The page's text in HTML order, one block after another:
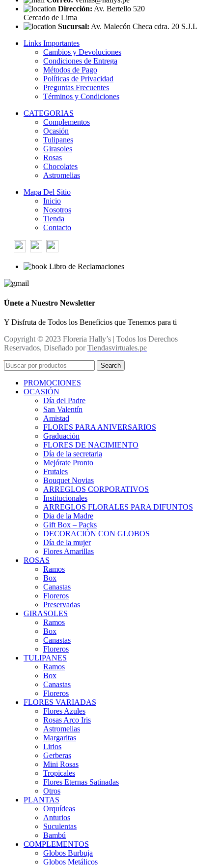
Dirección: Av. Bertello 520
Cercado de Lima
Sucursal: Av. Malecón Checa cdra. 20 S.J.L
Links Importantes
Cambios y Devoluciones
Condiciones de Entrega
Métodos de Pago
Políticas de Privacidad
Preguntas Frecuentes
Términos y Condiciones
CATEGORIAS
Complementos
Ocasión
Tulipanes
Girasoles
Rosas
Chocolates
Astromelias
Mapa Del Sitio
Inicio
Nosotros
Tienda
Contacto
Libro de Reclamaciones
Únete a Nuestro Newsletter
Y Disfruta de Todos los Beneficios que Tenemos para ti
Copyright © 2023 Floreria Hally’s | Todos los Derechos
Reservados, Diseñado porTiendasvirtuales.pe
Search
PROMOCIONES
OCASIÓN
Día del Padre
San Valentín
Amistad
FLORES PARA ANIVERSARIOS
Graduación
FLORES DE NACIMIENTO
Día de la secretaria
Mejórate Pronto
Frutales
Bouquet Novias
ARREGLOS CORPORATIVOS
Institucionales
ARREGLOS FLORALES PARA DIFUNTOS
Dia de la Madre
Gift Box – Packs
DECORACIÓN CON GLOBOS
Día de la mujer
Flores Amarillas
ROSAS
Ramos
Box
Canastas
Floreros
Preservadas
GIRASOLES
Ramos
Box
Canastas
Floreros
TULIPANES
Ramos
Box
Canastas
Floreros
FLORES VARIADAS
Flores Azules
Rosas Arco Iris
Astromelias
Margaritas
Lirios
Gerberas
Mini Rosas
Tropicales
Flores Eternas Satinadas
Otros
PLANTAS
Orquídeas
Anturios
Suculentas
Bambú
COMPLEMENTOS
Globos Burbuja
Globos Metálicos